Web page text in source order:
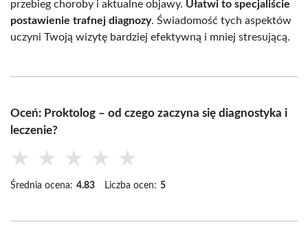
przebieg choroby i aktualne objawy. Ułatwi to specjaliście
postawienie trafnej diagnozy. Świadomość tych aspektów
uczyni Twoją wizytę bardziej efektywną i mniej stresującą.
Oceń: Proktolog – od czego zaczyna się diagnostyka i
leczenie?
★ ★ ★ ★ ★
Średnia ocena: 4.83 Liczba ocen: 5